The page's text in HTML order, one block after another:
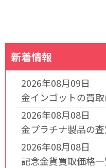
新着情報
2026年08月09日
金インゴットの買
2026年08月08日
金プラチナ製品の
2026年08月08日
記念金貨買取価格